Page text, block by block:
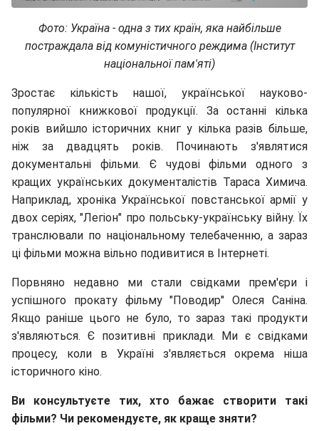
Фото: Україна - одна з тих країн, яка найбільше
постраждала від комуністичного реждима (Інститут
національної пам'яті)
Зростає кількість нашої, української науково-
популярної книжкової продукції. За останні кілька
років вийшло історичних книг у кілька разів більше,
ніж за двадцять років. Починають з'являтися
документальні фільми. Є чудові фільми одного з
кращих українських документалістів Тараса Химича.
Наприклад, хроніка Української повстанської армії у
двох серіях, "Легіон" про польську-українську війну. Їх
транслювали по національному телебаченню, а зараз
ці фільми можна вільно подивитися в Інтернеті.
Порвняно недавно ми стали свідками прем'єри і
успішного прокату фільму "Поводир" Олеся Саніна.
Якщо раніше цього не було, то зараз такі продукти
з'являються. Є позитивні приклади. Ми є свідками
процесу, коли в Україні з'являється окрема ніша
історичного кіно.
Ви консультуєте тих, хто бажає створити такі
фільми? Чи рекомендуєте, як краще зняти?